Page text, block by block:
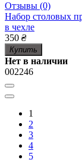
Отзывы (0)
Набор столовых
в чехле
350 ₴
Купить
Нет в наличии
002246
1
2
3
4
5